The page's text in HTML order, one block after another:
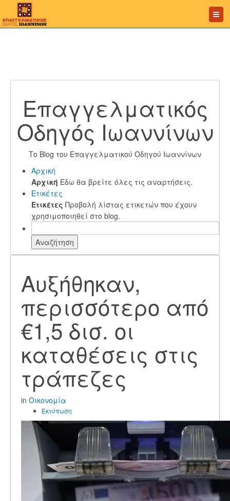
Επαγγελματικός
Οδηγός Ιωαννίνων
Το Blog του Επαγγελματικού Οδηγού Ιωαννίνων
Αρχική
Αρχική Εδω θα βρείτε όλες τις αναρτήσεις.
Ετικέτες
Ετικέτες Προβολή λίστας ετικετών που έχουν
χρησιμοποιηθεί στο blog.
Αναζήτηση
Αυξήθηκαν,
περισσότερο από
€1,5 δισ. οι
καταθέσεις στις
τράπεζες
in Οικονομία
Εκτύπωση